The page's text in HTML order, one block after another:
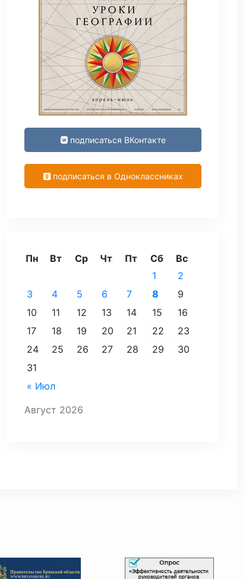
подписаться ВКонтакте
подписаться в Одноклассниках
Август 2026
Пн Вт Ср Чт Пт Сб Вс
« Июл
1
2
3
4 5 6 7 8
9
10
11 12 13 14 15
16
17
18 19 20 21 22
23
24
25 26 27 28 29
30
31